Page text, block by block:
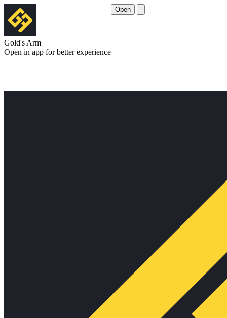
Gold's Arm
Open in app for better experience
Open